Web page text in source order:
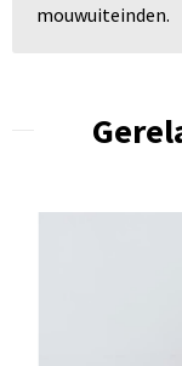
mouwuiteinden.